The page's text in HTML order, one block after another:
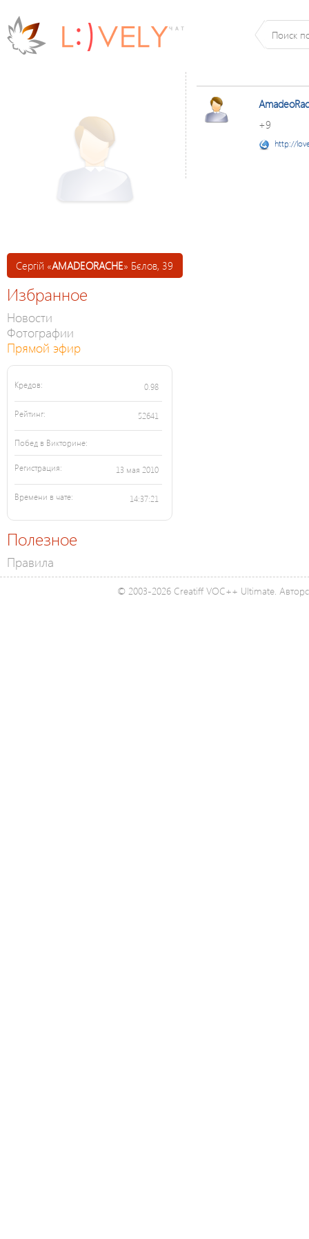
Сергій «AMADEORACHE» Бєлов, 39
Избранное
Новости
Фотографии
Прямой эфир
Кредов: 0.98
Рейтинг: 52641
Побед в Викторине:
Регистрация: 13 мая 2010
Времени в чате: 14:37:21
Полезное
Правила
+9
http://
© 2003-2026 Creatiff VOC++ Ultimate.